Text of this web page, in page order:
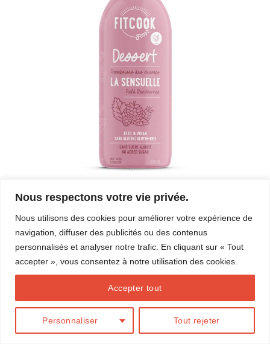
Nous respectons votre vie privée.
Nous utilisons des cookies pour améliorer votre expérience de
navigation, diffuser des publicités ou des contenus
personnalisés et analyser notre trafic. En cliquant sur « Tout
accepter », vous consentez à notre utilisation des cookies.
Personnaliser Tout rejeter
Accepter tout
Les commentaires et les rétroliens sont actuellement fermés.
←Précédent
Suivant→
Copyright 2026 ©
Marilou Thériault